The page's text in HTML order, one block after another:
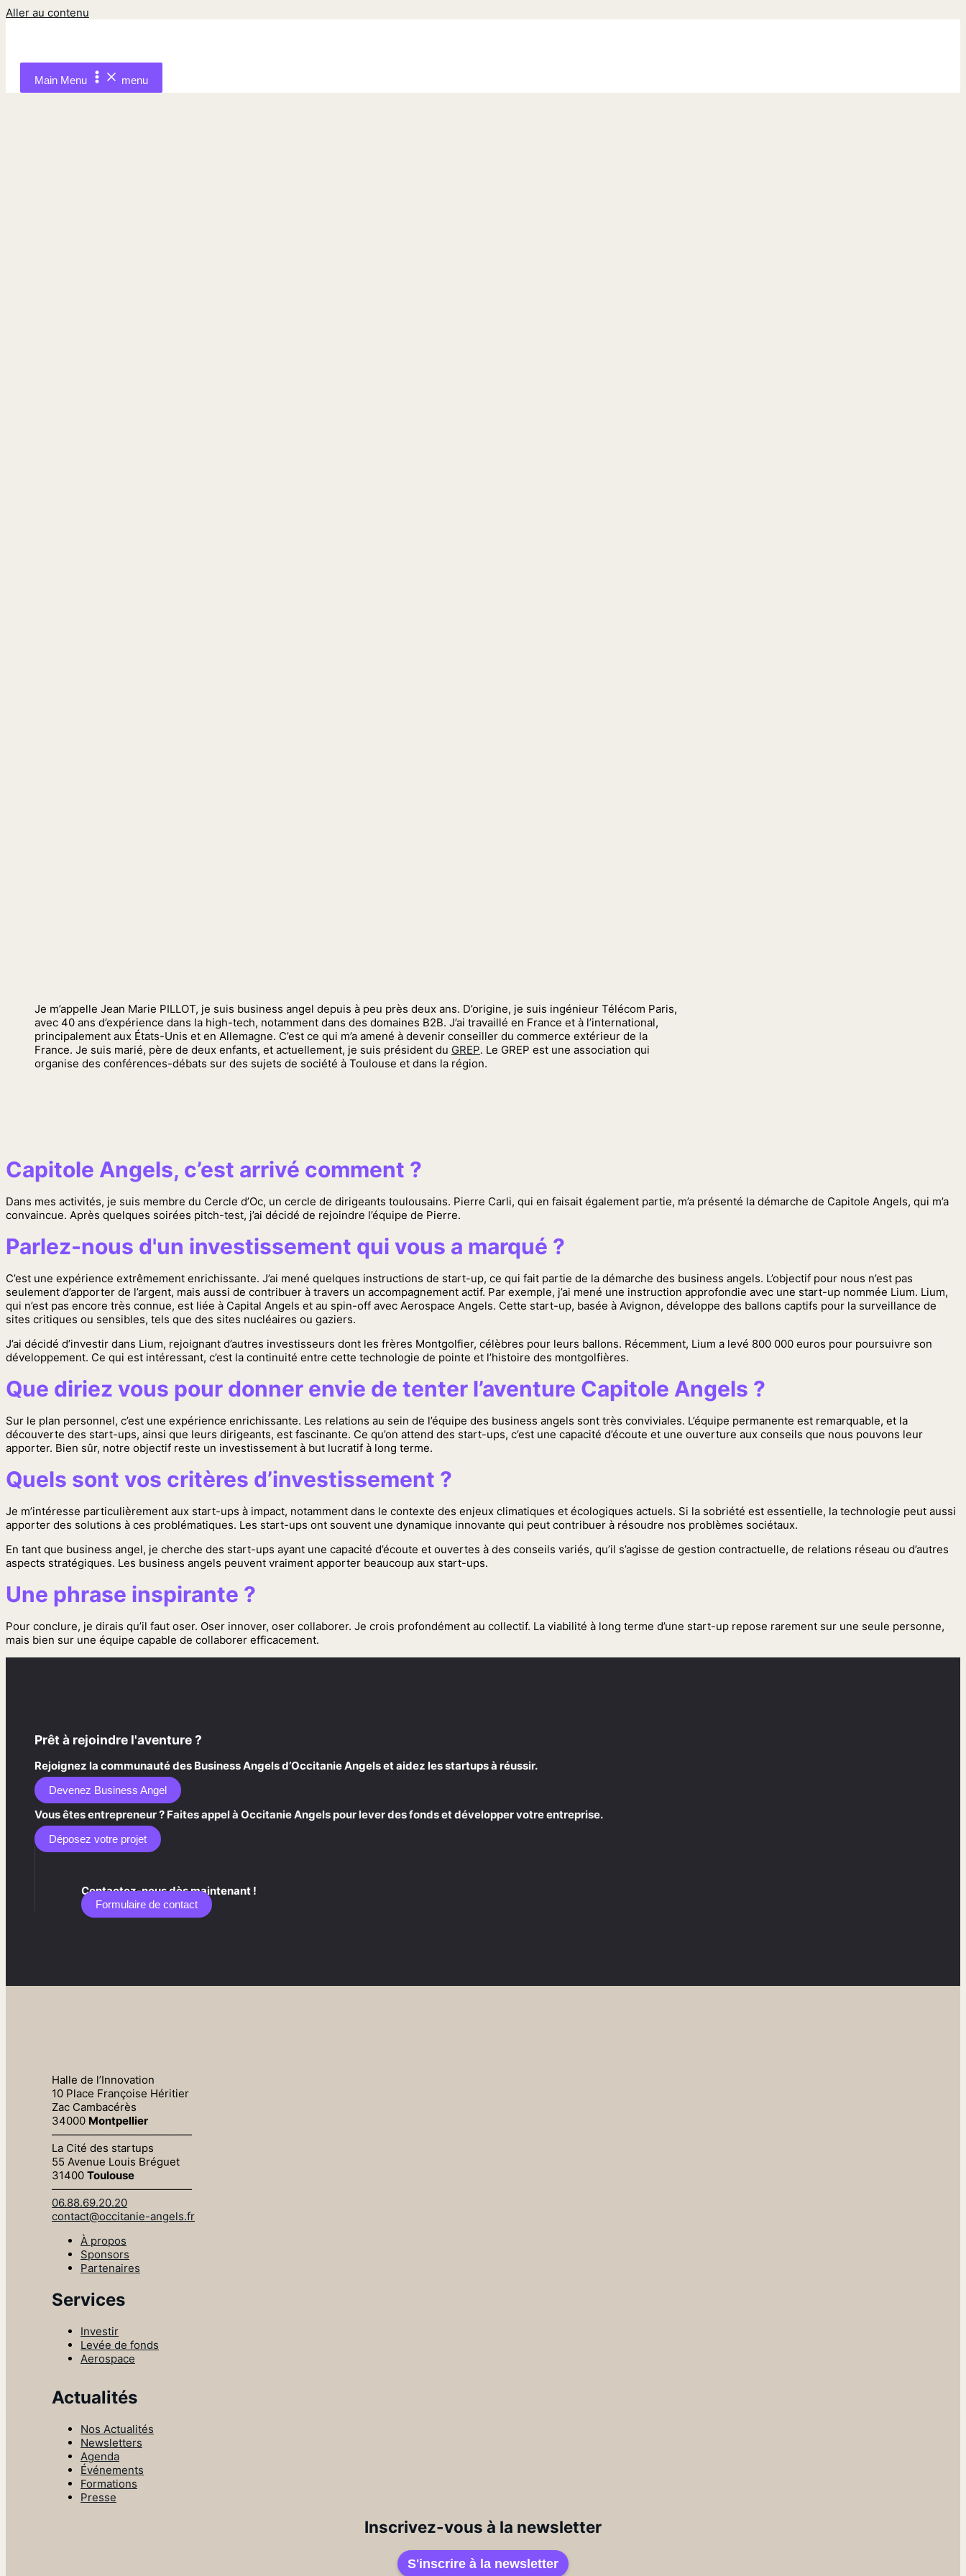
Aller au contenu
Main Menu menu
Je m’appelle Jean Marie PILLOT, je suis business angel depuis à peu près deux ans. D’origine, je suis ingénieur Télécom Paris,
avec 40 ans d’expérience dans la high-tech, notamment dans des domaines B2B. J’ai travaillé en France et à l’international,
principalement aux États-Unis et en Allemagne. C’est ce qui m’a amené à devenir conseiller du commerce extérieur de la
France. Je suis marié, père de deux enfants, et actuellement, je suis président du GREP. Le GREP est une association qui
organise des conférences-débats sur des sujets de société à Toulouse et dans la région.
Capitole Angels, c’est arrivé comment ?
Dans mes activités, je suis membre du Cercle d’Oc, un cercle de dirigeants toulousains. Pierre Carli, qui en faisait également partie, m’a présenté la démarche de Capitole Angels, qui m’a
convaincue. Après quelques soirées pitch-test, j’ai décidé de rejoindre l’équipe de Pierre.
Parlez-nous d'un investissement qui vous a marqué ?
C’est une expérience extrêmement enrichissante. J’ai mené quelques instructions de start-up, ce qui fait partie de la démarche des business angels. L’objectif pour nous n’est pas
seulement d’apporter de l’argent, mais aussi de contribuer à travers un accompagnement actif. Par exemple, j’ai mené une instruction approfondie avec une start-up nommée Lium. Lium,
qui n’est pas encore très connue, est liée à Capital Angels et au spin-off avec Aerospace Angels. Cette start-up, basée à Avignon, développe des ballons captifs pour la surveillance de
sites critiques ou sensibles, tels que des sites nucléaires ou gaziers.
J’ai décidé d’investir dans Lium, rejoignant d’autres investisseurs dont les frères Montgolfier, célèbres pour leurs ballons. Récemment, Lium a levé 800 000 euros pour poursuivre son
développement. Ce qui est intéressant, c’est la continuité entre cette technologie de pointe et l’histoire des montgolfières.
Que diriez vous pour donner envie de tenter l’aventure Capitole Angels ?
Sur le plan personnel, c’est une expérience enrichissante. Les relations au sein de l’équipe des business angels sont très conviviales. L’équipe permanente est remarquable, et la
découverte des start-ups, ainsi que leurs dirigeants, est fascinante. Ce qu’on attend des start-ups, c’est une capacité d’écoute et une ouverture aux conseils que nous pouvons leur
apporter. Bien sûr, notre objectif reste un investissement à but lucratif à long terme.
Quels sont vos critères d’investissement ?
Je m’intéresse particulièrement aux start-ups à impact, notamment dans le contexte des enjeux climatiques et écologiques actuels. Si la sobriété est essentielle, la technologie peut aussi
apporter des solutions à ces problématiques. Les start-ups ont souvent une dynamique innovante qui peut contribuer à résoudre nos problèmes sociétaux.
En tant que business angel, je cherche des start-ups ayant une capacité d’écoute et ouvertes à des conseils variés, qu’il s’agisse de gestion contractuelle, de relations réseau ou d’autres
aspects stratégiques. Les business angels peuvent vraiment apporter beaucoup aux start-ups.
Une phrase inspirante ?
Pour conclure, je dirais qu’il faut oser. Oser innover, oser collaborer. Je crois profondément au collectif. La viabilité à long terme d’une start-up repose rarement sur une seule personne,
mais bien sur une équipe capable de collaborer efficacement.
Prêt à rejoindre l'aventure ?
Rejoignez la communauté des Business Angels d’Occitanie Angels et aidez les startups à réussir.
Devenez Business Angel
Vous êtes entrepreneur ? Faites appel à Occitanie Angels pour lever des fonds et développer votre entreprise.
Déposez votre projet
Contactez-nous dès maintenant !
Formulaire de contact​
Halle de l’Innovation
10 Place Françoise Héritier
Zac Cambacérès
34000 Montpellier
—————————————
La Cité des startups
55 Avenue Louis Bréguet
31400 Toulouse
—————————————
06.88.69.20.20
contact@occitanie-angels.fr
À propos
Sponsors
Partenaires
Services
Investir
Levée de fonds
Aerospace
Actualités
Nos Actualités
Newsletters
Agenda
Événements
Formations
Presse
Inscrivez-vous à la newsletter
S'inscrire à la newsletter